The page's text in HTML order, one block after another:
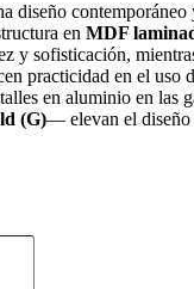
diseño
en MDF
y sofisticación,
practicidad en el uso
en aluminio en las
(G)— elevan el diseño